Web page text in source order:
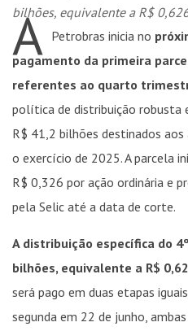
bilhões, equivalente a R$
A Petrobras inicia no
pagamento da primeira
referentes ao quarto
política de distribuição robusta
R$ 41,2 bilhões destinados
o exercício de 2025. A parcela
R$ 0,326 por ação ordinária e
pela Selic até a data de corte.
A distribuição específica do
bilhões, equivalente a R$
será pago em duas etapas
segunda em 22 de junho,